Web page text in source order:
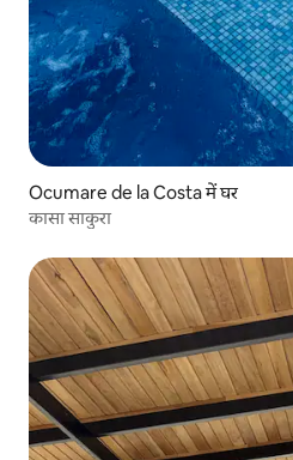
Ocumare de la Costa में घर
कासा साकुरा